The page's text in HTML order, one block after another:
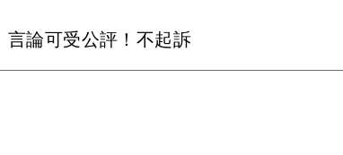
論可受公評！不起訴